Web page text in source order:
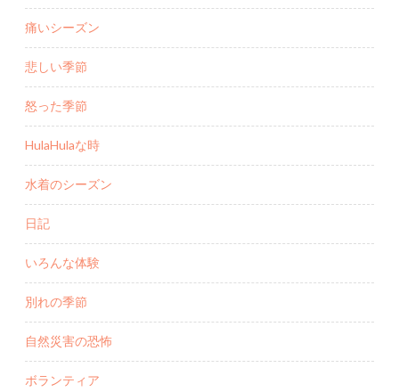
痛いシーズン
悲しい季節
怒った季節
HulaHulaな時
水着のシーズン
日記
いろんな体験
別れの季節
自然災害の恐怖
ボランティア